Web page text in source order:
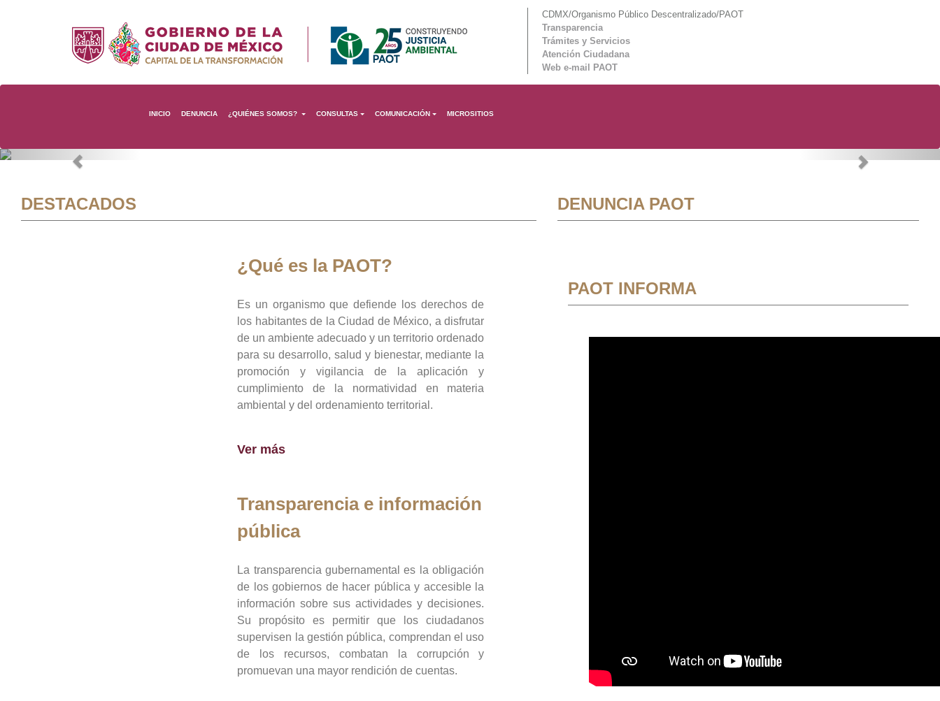
CDMX/Organismo Público Descentralizado/PAOT
Transparencia
Trámites y Servicios
Atención Ciudadana
Web e-mail PAOT
INICIO DENUNCIA ¿QUIÉNES SOMOS? CONSULTAS COMUNICACIÓN MICROSITIOS
Previous Next
DESTACADOS
¿Qué es la PAOT?
Es un organismo que defiende los derechos de
los habitantes de la Ciudad de México, a disfrutar
de un ambiente adecuado y un territorio ordenado
para su desarrollo, salud y bienestar, mediante la
promoción y vigilancia de la aplicación y
cumplimiento de la normatividad en materia
ambiental y del ordenamiento territorial.
Ver más
Transparencia e información
pública
La transparencia gubernamental es la obligación
de los gobiernos de hacer pública y accesible la
información sobre sus actividades y decisiones.
Su propósito es permitir que los ciudadanos
supervisen la gestión pública, comprendan el uso
de los recursos, combatan la corrupción y
promuevan una mayor rendición de cuentas.
DENUNCIA PAOT
PAOT INFORMA